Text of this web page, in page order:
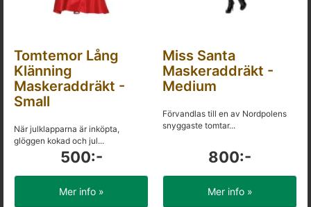
Tomtemor Lång
Klänning
Maskeraddräkt -
Small
När julklapparna är inköpta,
glöggen kokad och jul...
500:-
Mer info »
Miss Santa
Maskeraddräkt -
Medium
Förvandlas till en av Nordpolens
snyggaste tomtar...
800:-
Mer info »